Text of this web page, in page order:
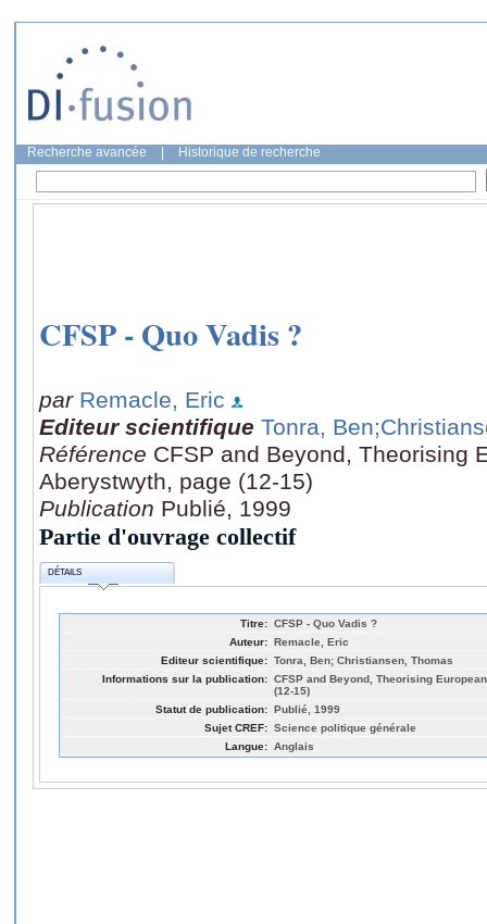
Recherche avancée Historique de recherche
CFSP - Quo Vadis ?
par Remacle, Eric
Editeur scientifique Tonra, Ben
Référence CFSP and Beyond, Theorising
Aberystwyth, page (12-15)
Publication Publié, 1999
Partie d'ouvrage collectif
DÉTAILS
Titre: CFSP - Quo Vadis ?
Auteur: Remacle, Eric
Editeur scientifique: Tonra, Ben; Christiansen, Thomas
Informations sur la publication: CFSP and Beyond, Theorising
(12-15)
Statut de publication: Publié, 1999
Sujet CREF: Science politique générale
Langue: Anglais